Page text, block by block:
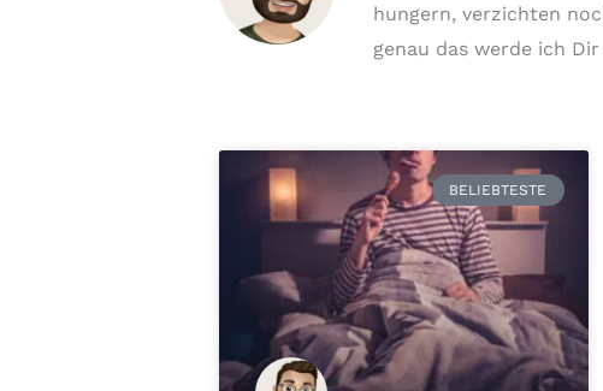
hungern, verzichten
genau das werde ich
BELIEBTESTE